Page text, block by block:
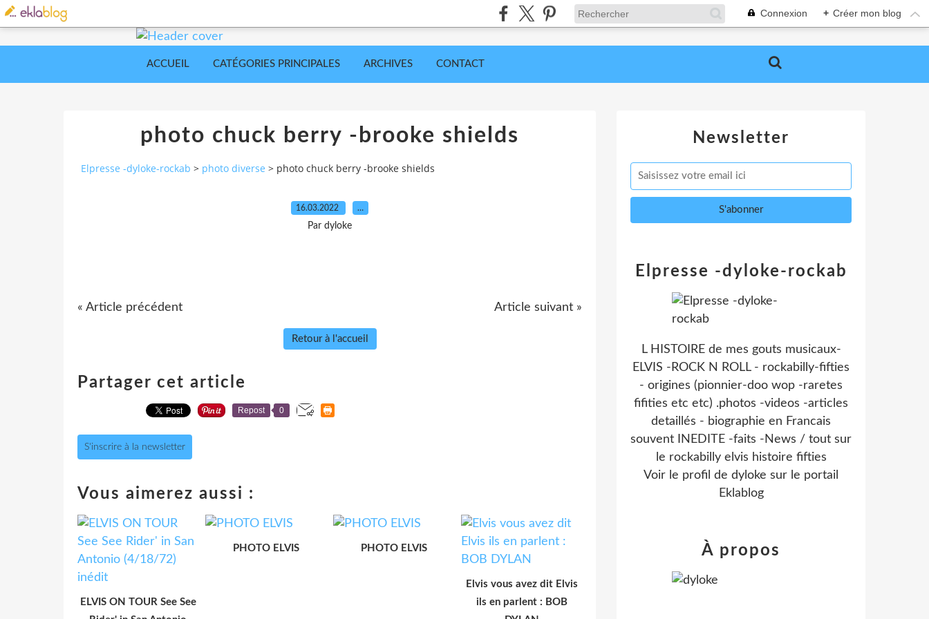
Connexion + Créer mon blog
ACCUEIL CATÉGORIES PRINCIPALES ARCHIVES CONTACT
photo chuck berry -brooke shields
Elpresse -dyloke-rockab > photo diverse > photo chuck berry -brooke shields
16.03.2022 …
Par dyloke
« Article précédent Article suivant »
Retour à l'accueil
Partager cet article
Repost 0
S'inscrire à la newsletter
Vous aimerez aussi :
ELVIS ON TOUR See See
PHOTO ELVIS PHOTO ELVIS
Elvis vous avez dit Elvis
ils en parlent : BOB
Newsletter
Elpresse -dyloke-rockab
L HISTOIRE de mes gouts musicaux-
ELVIS -ROCK N ROLL - rockabilly-fifties
- origines (pionnier-doo wop -raretes
fifities etc etc) .photos -videos -articles
detaillés - biographie en Francais
souvent INEDITE -faits -News / tout sur
le rockabilly elvis histoire fifties
Voir le profil de dyloke sur le portail
Eklablog
À propos